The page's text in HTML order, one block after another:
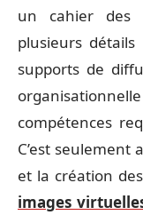
un cahier des
plusieurs
supports de
compétences
C’est seulement
et la création
images